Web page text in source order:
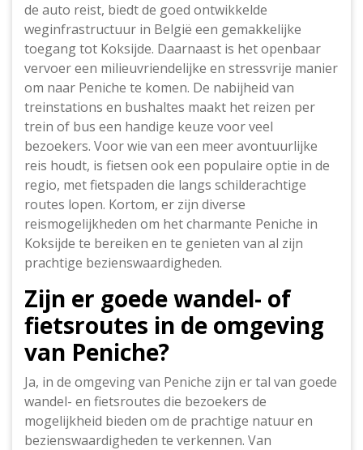
de auto reist, biedt de goed ontwikkelde
weginfrastructuur in België een gemakkelijke
toegang tot Koksijde. Daarnaast is het openbaar
vervoer een milieuvriendelijke en stressvrije manier
om naar Peniche te komen. De nabijheid van
treinstations en bushaltes maakt het reizen per
trein of bus een handige keuze voor veel
bezoekers. Voor wie van een meer avontuurlijke
reis houdt, is fietsen ook een populaire optie in de
regio, met fietspaden die langs schilderachtige
routes lopen. Kortom, er zijn diverse
reismogelijkheden om het charmante Peniche in
Koksijde te bereiken en te genieten van al zijn
prachtige bezienswaardigheden.
Zijn er goede wandel- of
fietsroutes in de omgeving
van Peniche?
Ja, in de omgeving van Peniche zijn er tal van goede
wandel- en fietsroutes die bezoekers de
mogelijkheid bieden om de prachtige natuur en
bezienswaardigheden te verkennen. Van